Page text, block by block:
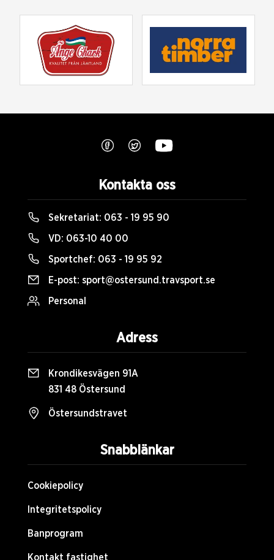
Snabblänkar
Cookiepolicy
Integritetspolicy
Banprogram
Kontakt fastighet
Kontakta oss
Sekretariat: 063 - 19 95 90
VD: 063-10 40 00
Sportchef: 063 - 19 95 92
E-post: sport@ostersund.travsport.se
Personal
Adress
Krondikesvägen 91A
831 48 Östersund
Östersundstravet